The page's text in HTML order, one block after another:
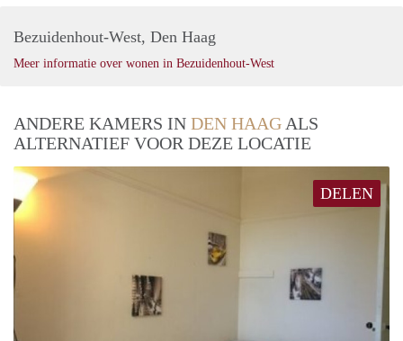
Bezuidenhout-West, Den Haag
Meer informatie over wonen in Bezuidenhout-West
ANDERE KAMERS IN DEN HAAG ALS
ALTERNATIEF VOOR DEZE LOCATIE
DELEN